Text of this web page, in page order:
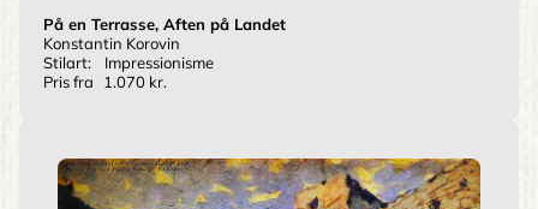
På en Terrasse, Aften på Landet
Konstantin Korovin
Stilart:
Impressionisme
Pris fra
1.070 kr.